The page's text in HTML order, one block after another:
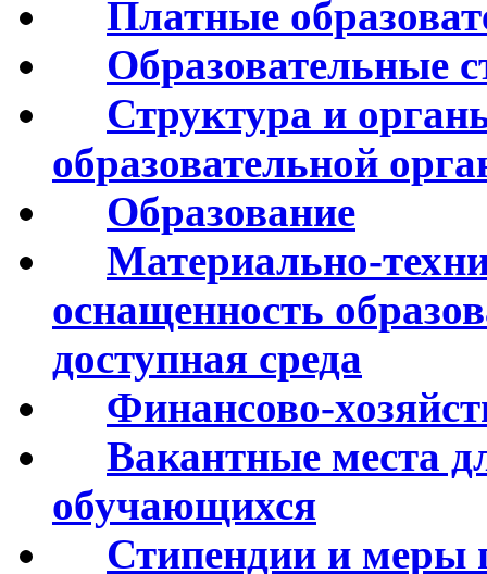
Платные
Образовательные
Структура и
образовательной
Образование
Материально-
оснащенность
доступная среда
Финансово-
Вакантные места
обучающихся
Стипендии и меры